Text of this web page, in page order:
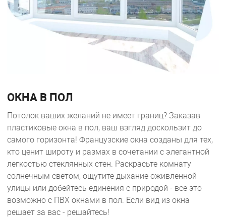
ОКНА В ПОЛ
Потолок ваших желаний не имеет границ? Заказав
пластиковые окна в пол, ваш взгляд доскользит до
самого горизонта! Французские окна созданы для тех,
кто ценит широту и размах в сочетании с элегантной
легкостью стеклянных стен. Раскрасьте комнату
солнечным светом, ощутите дыхание оживленной
улицы или добейтесь единения с природой - все это
возможно с ПВХ окнами в пол. Если вид из окна
решает за вас - решайтесь!